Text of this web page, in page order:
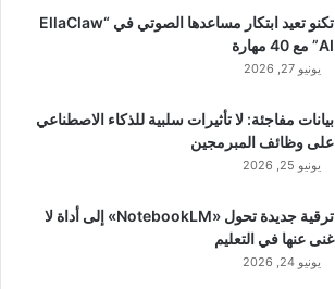
تكنو تعيد ابتكار مساعدها الصوتي في “EllaClaw
AI” مع 40 مهارة
يونيو 27, 2026
بيانات مفاجئة: لا تأثيرات سلبية للذكاء الاصطناعي
على وظائف المبرمجين
يونيو 25, 2026
ترقية جديدة تحول «NotebookLM» إلى أداة لا
غنى عنها في التعليم
يونيو 24, 2026